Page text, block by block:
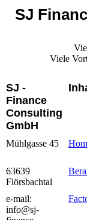
SJ
Viele
SJ -
Finance
Consulting
GmbH
Mühlgasse 45
63639
Flörsbachtal
e-mail:
info@sj-